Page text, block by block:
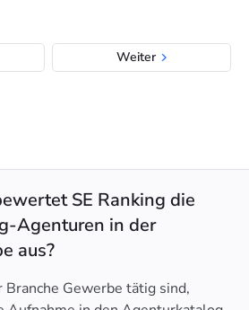
Weiter
SE Ranking die
Agenturen in der
aus?
Gewerbe tätig sind,